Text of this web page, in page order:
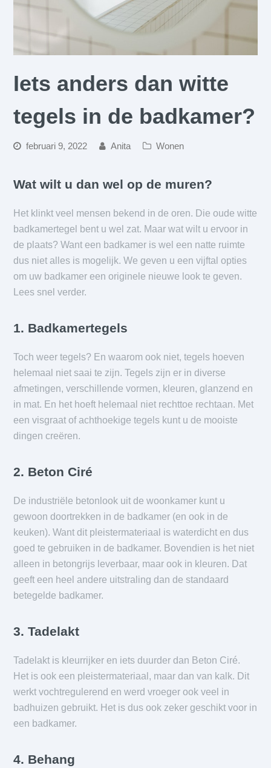
Iets anders dan witte
tegels in de badkamer?
februari 9, 2022 Anita Wonen
Wat wilt u dan wel op de muren?
Het klinkt veel mensen bekend in de oren. Die oude witte
badkamertegel bent u wel zat. Maar wat wilt u ervoor in
de plaats? Want een badkamer is wel een natte ruimte
dus niet alles is mogelijk. We geven u een vijftal opties
om uw badkamer een originele nieuwe look te geven.
Lees snel verder.
1. Badkamertegels
Toch weer tegels? En waarom ook niet, tegels hoeven
helemaal niet saai te zijn. Tegels zijn er in diverse
afmetingen, verschillende vormen, kleuren, glanzend en
in mat. En het hoeft helemaal niet rechttoe rechtaan. Met
een visgraat of achthoekige tegels kunt u de mooiste
dingen creëren.
2. Beton Ciré
De industriële betonlook uit de woonkamer kunt u
gewoon doortrekken in de badkamer (en ook in de
keuken). Want dit pleistermateriaal is waterdicht en dus
goed te gebruiken in de badkamer. Bovendien is het niet
alleen in betongrijs leverbaar, maar ook in kleuren. Dat
geeft een heel andere uitstraling dan de standaard
betegelde badkamer.
3. Tadelakt
Tadelakt is kleurrijker en iets duurder dan Beton Ciré.
Het is ook een pleistermateriaal, maar dan van kalk. Dit
werkt vochtregulerend en werd vroeger ook veel in
badhuizen gebruikt. Het is dus ook zeker geschikt voor in
een badkamer.
4. Behang